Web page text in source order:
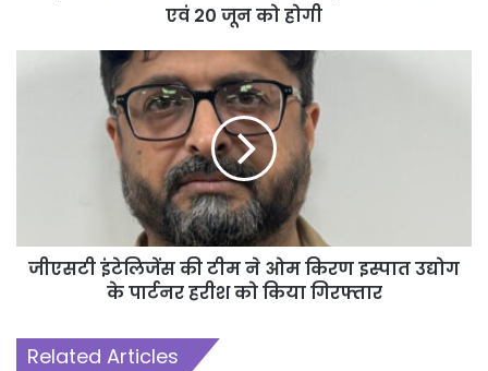
एवं 20 जून को होगी
जीएसटी इंटेलिजेंस की टीम ने ओम किरण इस्पात उद्योग
के पार्टनर हरीश को किया गिरफ्तार
Related Articles